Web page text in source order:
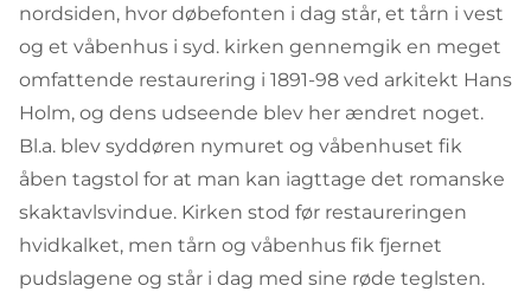
nordsiden, hvor døbefonten i dag står, et tårn i vest
og et våbenhus i syd. kirken gennemgik en meget
omfattende restaurering i 1891-98 ved arkitekt Hans
Holm, og dens udseende blev her ændret noget.
Bl.a. blev syddøren nymuret og våbenhuset fik
åben tagstol for at man kan iagttage det romanske
skaktavlsvindue. Kirken stod før restaureringen
hvidkalket, men tårn og våbenhus fik fjernet
pudslagene og står i dag med sine røde teglsten.